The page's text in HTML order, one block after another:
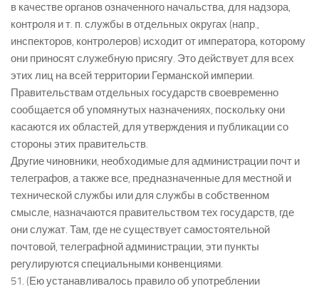
в качестве органов означенного начальства, для надзора,
контроля и т. п. службы в отдельных округах (напр.,
инспекторов, контролеров) исходит от императора, которому
они приносят служебную присягу. Это действует для всех
этих лиц на всей территории Германской империи.
Правительствам отдельных государств своевременно
сообщается об упомянутых назначениях, поскольку они
касаются их областей, для утверждения и публикации со
стороны этих правительств.
Другие чиновники, необходимые для администрации почт и
телеграфов, а также все, предназначенные для местной и
технической службы или для службы в собственном
смысле, назначаются правительством тех государств, где
они служат. Там, где не существует самостоятельной
почтовой, телеграфной администрации, эти пункты
регулируются специальными конвенциями.
51. (Ею устанавливалось правило об употреблении